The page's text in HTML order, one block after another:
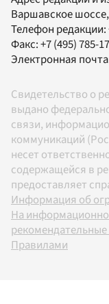
Варшавское
Телефон редакции:
Факс:+7 (495) 785-
Электронная
Свидетельство о
выдано
связи,
коммуникаций
несет
содержащейся в
предоставляет
Информация об
На
рекомендательные
Правилами